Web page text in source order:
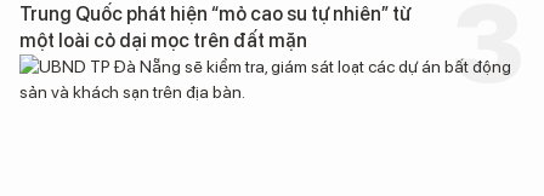
Trung Quốc phát hiện “mỏ cao su tự nhiên” từ
một loài cỏ dại mọc trên đất mặn